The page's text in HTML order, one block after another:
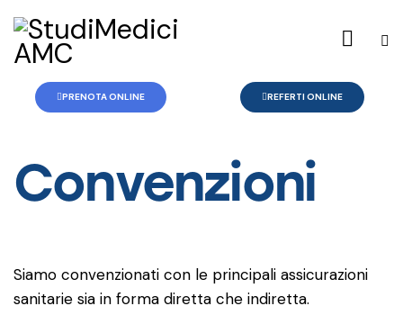
PRENOTA ONLINE REFERTI ONLINE
Convenzioni
Siamo convenzionati con le principali assicurazioni
sanitarie sia in forma diretta che indiretta.